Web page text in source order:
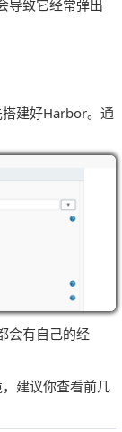
导致它经常弹出
建好Harbor。通
会有自己的经
建议你查看前几